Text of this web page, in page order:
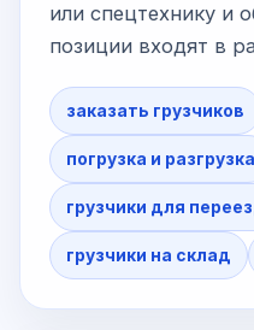
или спецтехнику и
позиции входят в
заказать грузчиков
погрузка и разгрузка
грузчики для
грузчики на склад